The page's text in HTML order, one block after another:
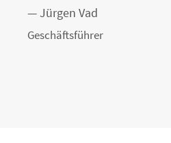
— Jürgen Vad
Geschäftsführer